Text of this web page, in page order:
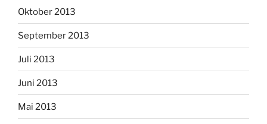
Oktober 2013
September 2013
Juli 2013
Juni 2013
Mai 2013